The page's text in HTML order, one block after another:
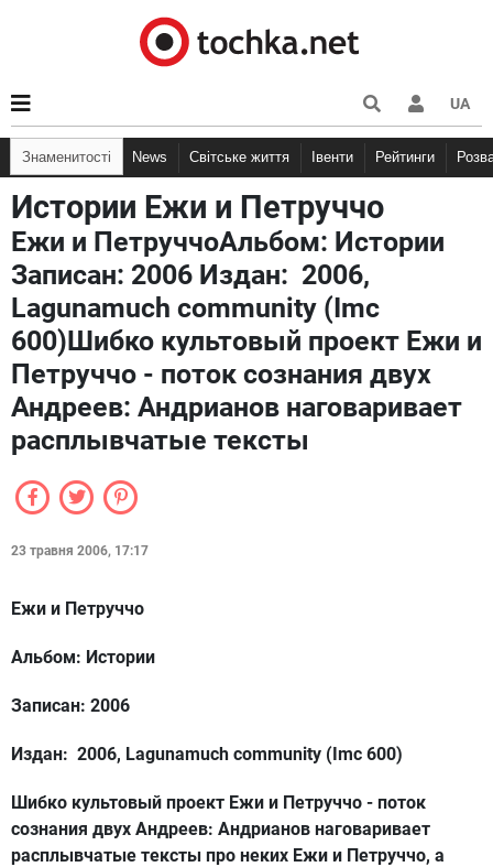
UA
Знаменитості News Світське життя Івенти Рейтинги
Истории Ежи и Петруччо
Ежи и ПетруччоАльбом: Истории
Записан: 2006 Издан: 2006,
Lagunamuch community (Imc
600)Шибко культовый проект Ежи и
Петруччо - поток сознания двух
Андреев: Андрианов наговаривает
расплывчатые тексты
23 травня 2006, 17:17
Ежи и Петруччо
Альбом: Истории
Записан: 2006
Издан: 2006, Lagunamuch community (Imc 600)
Шибко культовый проект Ежи и Петруччо - поток
сознания двух Андреев: Андрианов наговаривает
расплывчатые тексты про неких Ежи и Петруччо, а